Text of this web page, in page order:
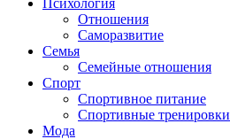
Психология
Отношения
Саморазвитие
Семья
Семейные отношения
Спорт
Спортивное питание
Спортивные тренировки
Мода